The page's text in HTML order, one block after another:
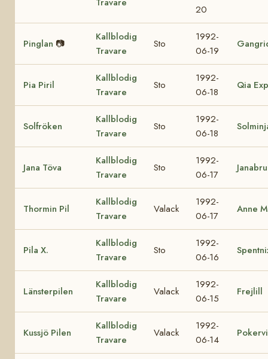
20
Pinglan 📷
Kallblodig
Travare
Sto
1992-
06-19
Pia Piril
Kallblodig
Travare
Sto
1992-
06-18
Qia
Solfröken
Kallblodig
Travare
Sto
1992-
06-18
Jana Töva
Kallblodig
Travare
Sto
1992-
06-17
Thormin Pil
Kallblodig
Travare
Valack
1992-
06-17
Anne
Pila X.
Kallblodig
Travare
Sto
1992-
06-16
Länsterpilen
Kallblodig
Travare
Valack
1992-
06-15
Frejlill
Kussjö Pilen
Kallblodig
Travare
Valack
1992-
06-14